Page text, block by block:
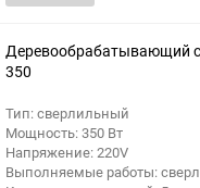
Деревообрабатывающий
350
Тип: сверлильный
Мощность: 350 Вт
Напряжение: 220V
Выполняемые работы: